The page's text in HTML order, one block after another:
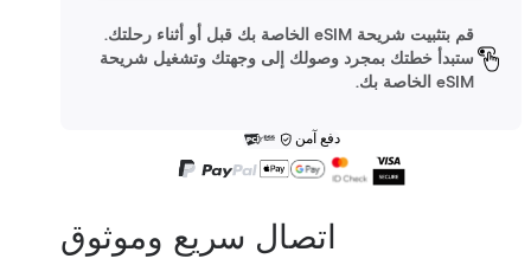
قم بتثبيت شريحة eSIM الخاصة بك قبل أو أثناء رحلتك.
ستبدأ خطتك بمجرد وصولك إلى وجهتك وتشغيل شريحة
اتصال سريع وموثوق